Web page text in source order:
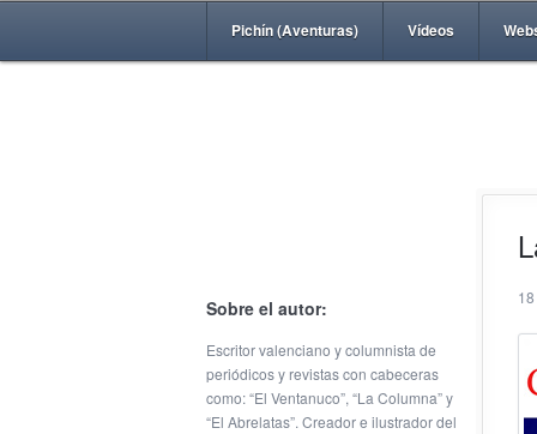
Pichín (Aventuras) Vídeos
Sobre el autor:
Escritor valenciano y columnista de
periódicos y revistas con cabeceras
como: “El Ventanuco”, “La Columna” y
“El Abrelatas”. Creador e ilustrador del